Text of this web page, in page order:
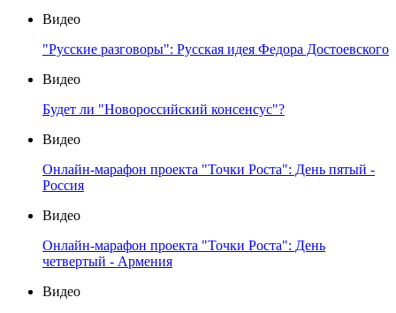
Видео
"Русские разговоры": Русская идея Федора Достоевского
Видео
Будет ли "Новороссийский консенсус"?
Видео
Онлайн-марафон проекта "Точки Роста": День пятый -
Россия
Видео
Онлайн-марафон проекта "Точки Роста": День
четвертый - Армения
Видео